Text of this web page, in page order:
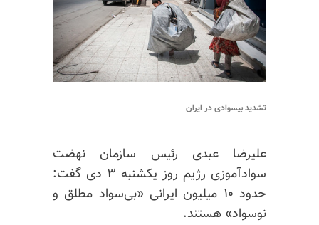
تشدید بیسوادی در ایران
علیرضا عبدی رئیس سازمان نهضت
سوادآموزی رژیم روز یکشنبه ۳ دی گفت:
حدود ۱۰ میلیون ایرانی «بی‌سواد مطلق و
نوسواد» هستند.